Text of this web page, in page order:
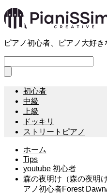
ピアノ初心者、ピアノ大好き
初心者
中級
上級
ドッキリ
ストリートピアノ
ホーム
Tips
youtube 初心者
森の夜明け（森の夜明
アノ初心者Forest